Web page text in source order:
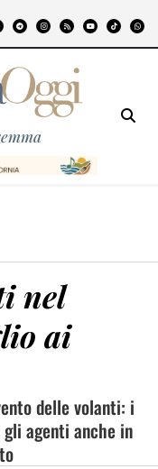
nel
ai
delle volanti: i
agenti anche in